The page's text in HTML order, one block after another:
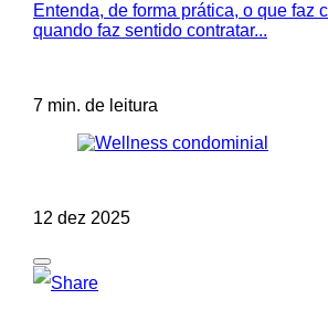
Entenda, de forma prática, o que faz
quando faz sentido contratar...
7 min. de leitura
12 dez 2025